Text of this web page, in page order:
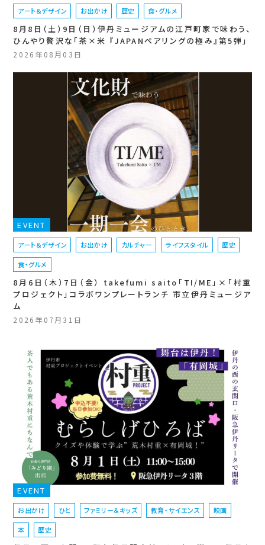
アート＆デザイン お出かけ 歴史 食・グルメ
8月8日（土）9日（日）伊丹ミュージアムの江戸町家で味わう、
ひんやり贅沢な「茶×米 『JAPANペアリングの極み』第5弾」
2026年08月03日
EVENT
アート＆デザイン お出かけ カルチャー ライフスタイル 歴史
食・グルメ
8月6日（木）7日（金） takefumi saito「TI/ME」×「村重
プロジェクト」コラボワンプレートランチ 市立伊丹ミュージア
ム
2026年07月31日
EVENT
お出かけ ひと ファミリー＆キッズ 教育・サイエンス 映画
本 歴史